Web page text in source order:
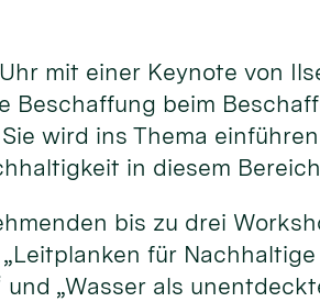
mit einer Keynote von
Beschaffung beim
wird ins Thema
in diesem
bis zu drei
für
„Wasser als